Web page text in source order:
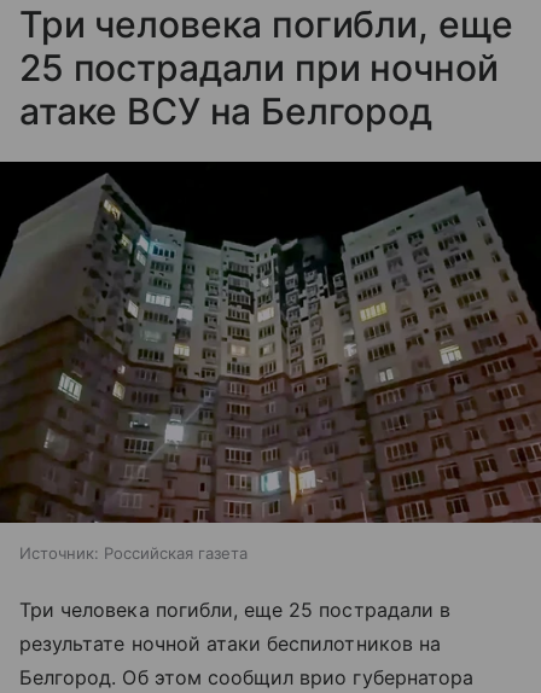
Три человека погибли, еще
25 пострадали при ночной
атаке ВСУ на Белгород
Источник: Российская газета
Три человека погибли, еще 25 пострадали в
результате ночной атаки беспилотников на
Белгород. Об этом сообщил врио губернатора